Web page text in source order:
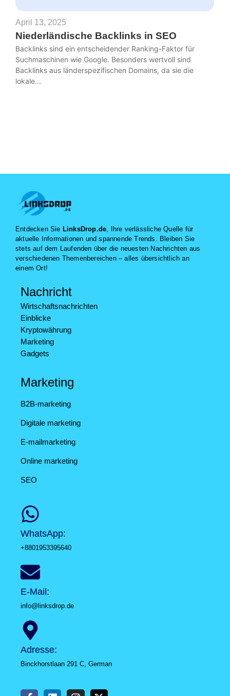
April 13, 2025
Niederländische Backlinks in SEO
Backlinks sind ein entscheidender Ranking-Faktor für
Suchmaschinen wie Google. Besonders wertvoll sind
Backlinks aus länderspezifischen Domains, da sie die
lokale...
Entdecken Sie LinksDrop.de, Ihre verlässliche Quelle für
aktuelle Informationen und spannende Trends. Bleiben Sie
stets auf dem Laufenden über die neuesten Nachrichten aus
verschiedenen Themenbereichen – alles übersichtlich an
einem Ort!
Nachricht
Wirtschaftsnachrichten
Einblicke
Kryptowährung
Marketing
Gadgets
Marketing
B2B-marketing
Digitale marketing
E-mailmarketing
Online marketing
SEO
WhatsApp:
+8801953395640
E-Mail:
info@linksdrop.de
Adresse:
Binckhorstlaan 291 C, German